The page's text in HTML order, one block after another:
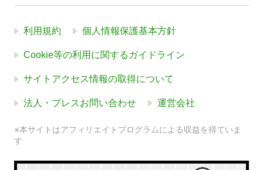
利用規約 個人情報保護基本方針
Cookie等の利用に関するガイドライン
サイトアクセス情報の取得について
法人・プレスお問い合わせ 運営会社
※本サイトはアフィリエイトプログラムによる収益を得ていま
す